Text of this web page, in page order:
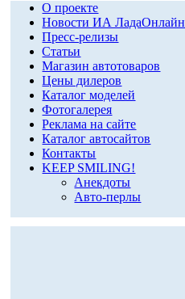
О проекте
Новости ИА ЛадаОнлайн
Пресс-релизы
Статьи
Магазин автотоваров
Цены дилеров
Каталог моделей
Фотогалерея
Реклама на сайте
Каталог автосайтов
Контакты
KEEP SMILING!
Анекдоты
Авто-перлы